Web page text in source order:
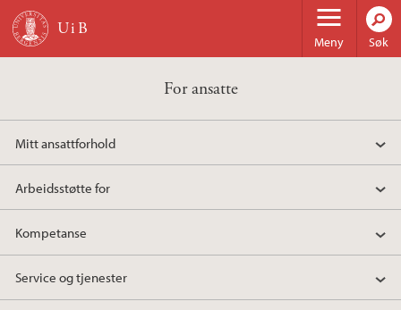
Hopp til hovedinnhold
Meny Søk
For ansatte
Mitt ansattforhold
Arbeidsstøtte for
Kompetanse
Service og tjenester